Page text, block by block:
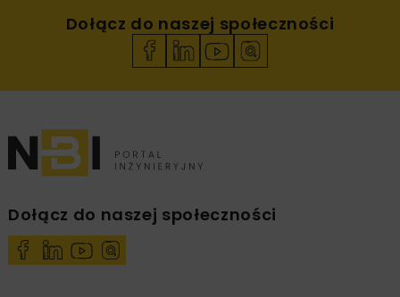
Dołącz do naszej społeczności
Dołącz do naszej społeczności